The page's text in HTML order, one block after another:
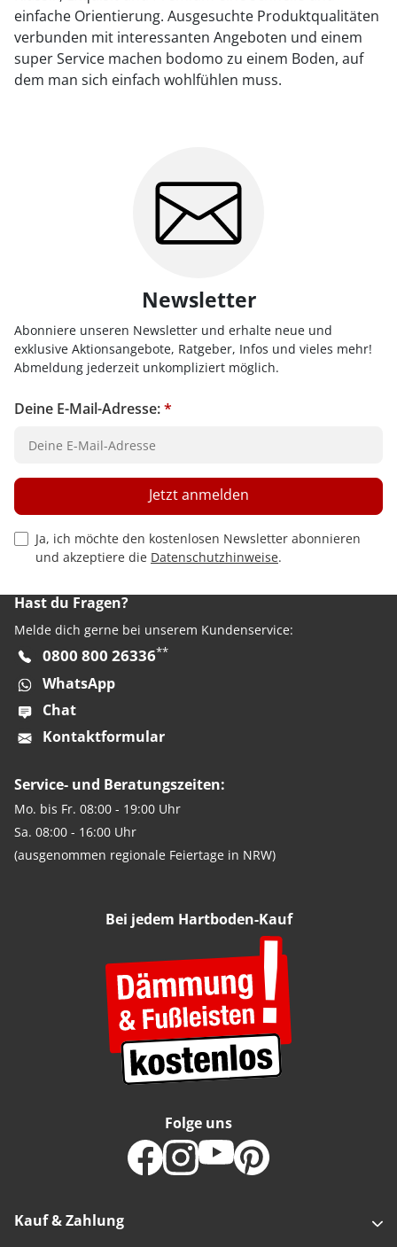
einfache Orientierung. Ausgesuchte Produktqualitäten
verbunden mit interessanten Angeboten und einem
super Service machen bodomo zu einem Boden, auf
dem man sich einfach wohlfühlen muss.
Newsletter
Abonniere unseren Newsletter und erhalte neue und
exklusive Aktionsangebote, Ratgeber, Infos und vieles mehr!
Abmeldung jederzeit unkompliziert möglich.
Deine E-Mail-Adresse:*
Privacy Policy Checkbox
Ja, ich möchte den kostenlosen Newsletter abonnieren
und akzeptiere die Datenschutzhinweise.
Jetzt anmelden
Hast du Fragen?
Melde dich gerne bei unserem Kundenservice:
0800 800 26336**
WhatsApp
Chat
Kontaktformular
Service- und Beratungszeiten:
Mo. bis Fr. 08:00 - 19:00 Uhr
Sa. 08:00 - 16:00 Uhr
(ausgenommen regionale Feiertage in NRW)
Bei jedem Hartboden-Kauf
Kauf & Zahlung
Folge uns